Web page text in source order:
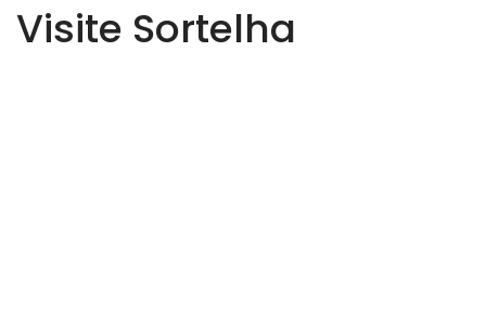
Visite Sortelha